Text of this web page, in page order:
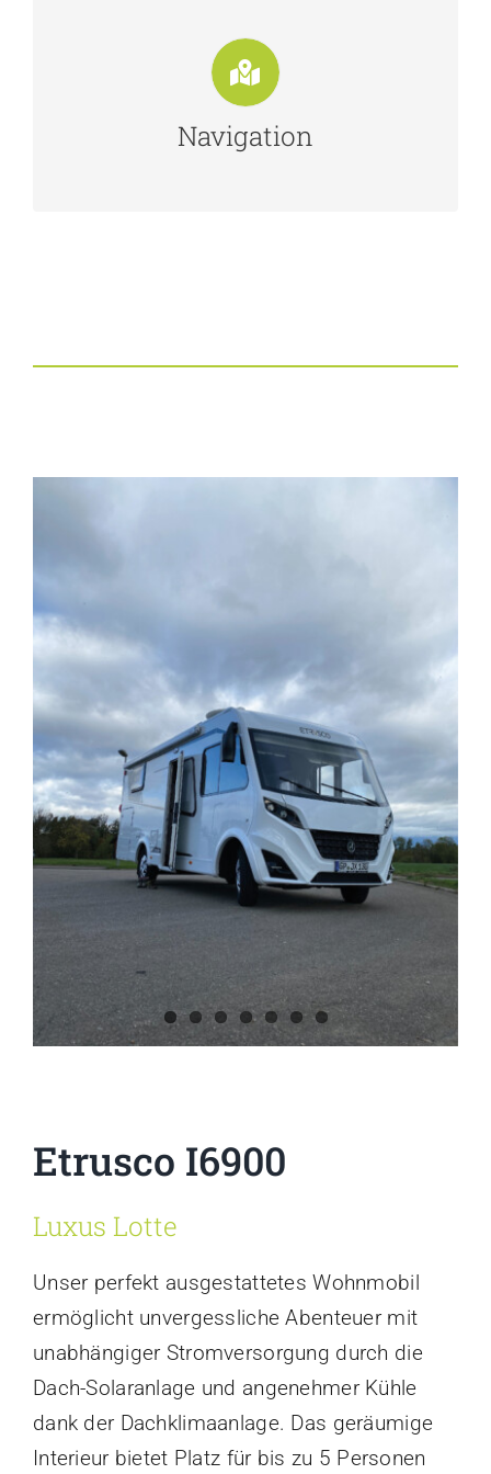
Navigation
Navigation
Dieses Wohnmbobil besitzt das
Navigationssystem ab Werk
Etrusco I6900
Luxus Lotte
Unser perfekt ausgestattetes Wohnmobil
ermöglicht unvergessliche Abenteuer mit
unabhängiger Stromversorgung durch die
Dach-Solaranlage und angenehmer Kühle
dank der Dachklimaanlage. Das geräumige
Interieur bietet Platz für bis zu 5 Personen